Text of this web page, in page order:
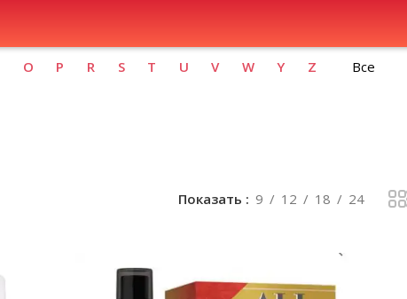
O P R S T U V W Y Z Все
Показать 9 12 18 24